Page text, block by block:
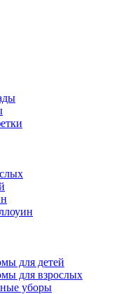
для детей
для взрослых
уборы